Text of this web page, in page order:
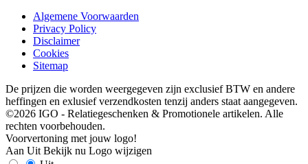
Algemene Voorwaarden
Privacy Policy
Disclaimer
Cookies
Sitemap
De prijzen die worden weergegeven zijn exclusief BTW en andere
heffingen en exlusief verzendkosten tenzij anders staat aangegeven.
©2026 IGO - Relatiegeschenken & Promotionele artikelen. Alle
rechten voorbehouden.
Voorvertoning met jouw logo!
Aan Uit Bekijk nu Logo wijzigen